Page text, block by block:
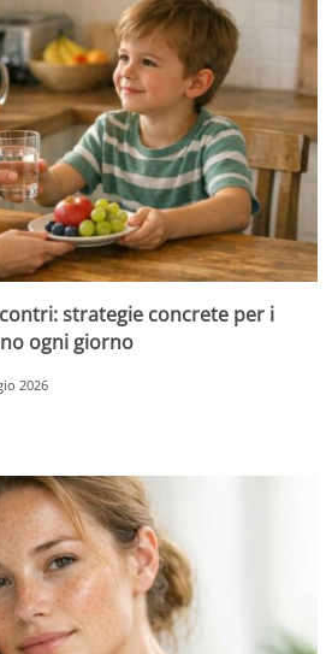
strategie concrete per i
ogni giorno
2026